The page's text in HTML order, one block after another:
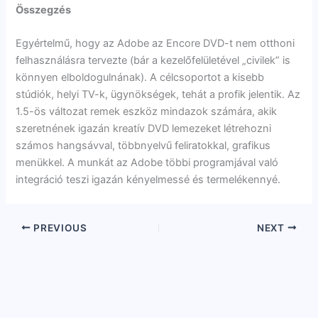
Összegzés
Egyértelmű, hogy az Adobe az Encore DVD-t nem otthoni
felhasználásra tervezte (bár a kezelőfelületével „civilek” is
könnyen elboldogulnának). A célcsoportot a kisebb
stúdiók, helyi TV-k, ügynökségek, tehát a profik jelentik. Az
1.5-ös változat remek eszköz mindazok számára, akik
szeretnének igazán kreatív DVD lemezeket létrehozni
számos hangsávval, többnyelvű feliratokkal, grafikus
menükkel. A munkát az Adobe többi programjával való
integráció teszi igazán kényelmessé és termelékennyé.
PREVIOUS NEXT